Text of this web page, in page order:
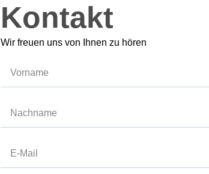
Kontakt
Wir freuen uns von Ihnen zu hören